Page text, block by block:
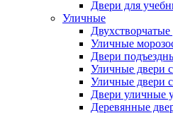
Двери для
Уличные
Уличные
Двери
Уличные двери
Уличные двери
Двери уличные
Деревянные